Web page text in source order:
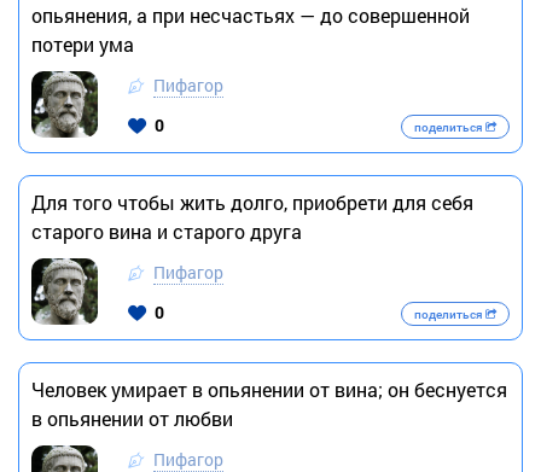
опьянения, а при несчастьях — до совершенной
потери ума
Пифагор
0
поделиться
Для того чтобы жить долго, приобрети для себя
старого вина и старого друга
Пифагор
0
поделиться
Человек умирает в опьянении от вина; он беснуется
в опьянении от любви
Пифагор